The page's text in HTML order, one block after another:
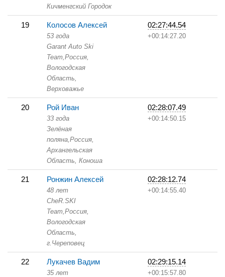
Кичменгский Городок
19 Колосов Алексей
53 года
Garant Auto Ski
Team,Россия,
Вологодская
Область,
Верховажье
02:27:44.54
+00:14:27.20
20 Рой Иван
33 года
Зелёная
поляна,Россия,
Архангельская
Область, Коноша
02:28:07.49
+00:14:50.15
21 Ронжин Алексей
48 лет
CheR.SKI
Team,Россия,
Вологодская
Область,
г.Череповец
02:28:12.74
+00:14:55.40
22 Лукачев Вадим
35 лет
02:29:15.14
+00:15:57.80